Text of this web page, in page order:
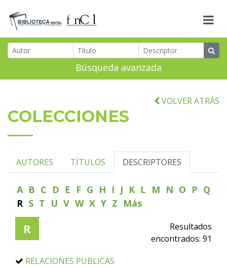
Búsqueda avanzada
VOLVER ATRÁS
COLECCIONES
AUTORES TÍTULOS DESCRIPTORES
A B C D E F G H I J K L M N O P Q
R S T U V W X Y Z Más
R
Resultados
encontrados: 91
RELACIONES PUBLICAS